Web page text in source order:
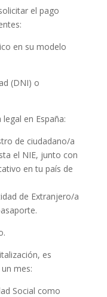
el pago
en su modelo
(DNI) o
en España:
de ciudadano/a
el NIE, junto con
en tu país de
de Extranjero/a
es
mes:
Social como